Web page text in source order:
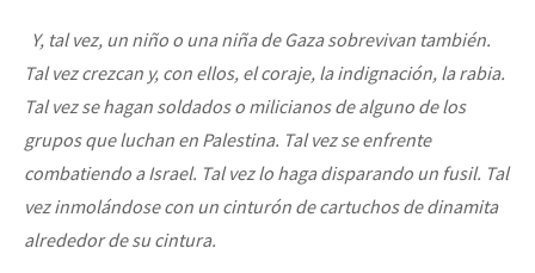
Y, tal vez, un niño o una niña de Gaza sobrevivan también.
Tal vez crezcan y, con ellos, el coraje, la indignación, la rabia.
Tal vez se hagan soldados o milicianos de alguno de los
grupos que luchan en Palestina. Tal vez se enfrente
combatiendo a Israel. Tal vez lo haga disparando un fusil. Tal
vez inmolándose con un cinturón de cartuchos de dinamita
alrededor de su cintura.